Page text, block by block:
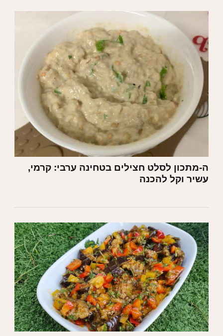
ה-מתכון לסלט חצילים בטחינה ערבי: קרמי,
עשיר וקל להכנה